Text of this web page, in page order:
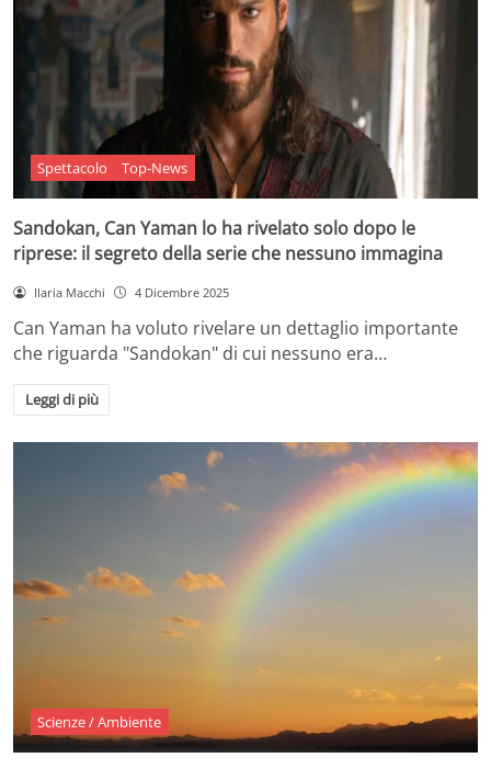
Spettacolo Top-News
Sandokan, Can Yaman lo ha rivelato solo dopo le
riprese: il segreto della serie che nessuno immagina
Ilaria Macchi 4 Dicembre 2025
Can Yaman ha voluto rivelare un dettaglio importante
che riguarda "Sandokan" di cui nessuno era…
Leggi di più
Scienze / Ambiente